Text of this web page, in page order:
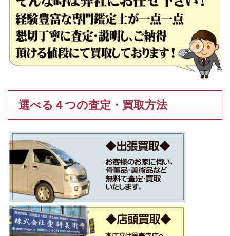
選べる４つの査定・買取方法